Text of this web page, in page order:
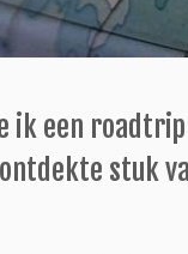
ik een
stuk